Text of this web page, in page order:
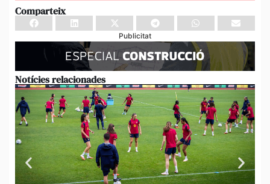
Comparteix
Publicitat
Notícies relacionades